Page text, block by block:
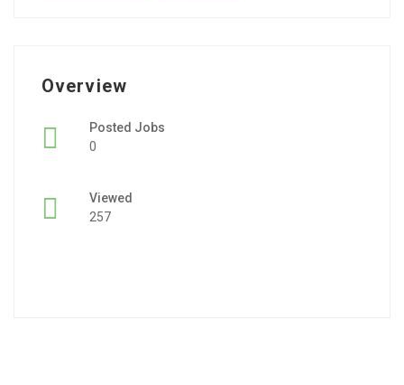
Overview
Posted Jobs
0
Viewed
257